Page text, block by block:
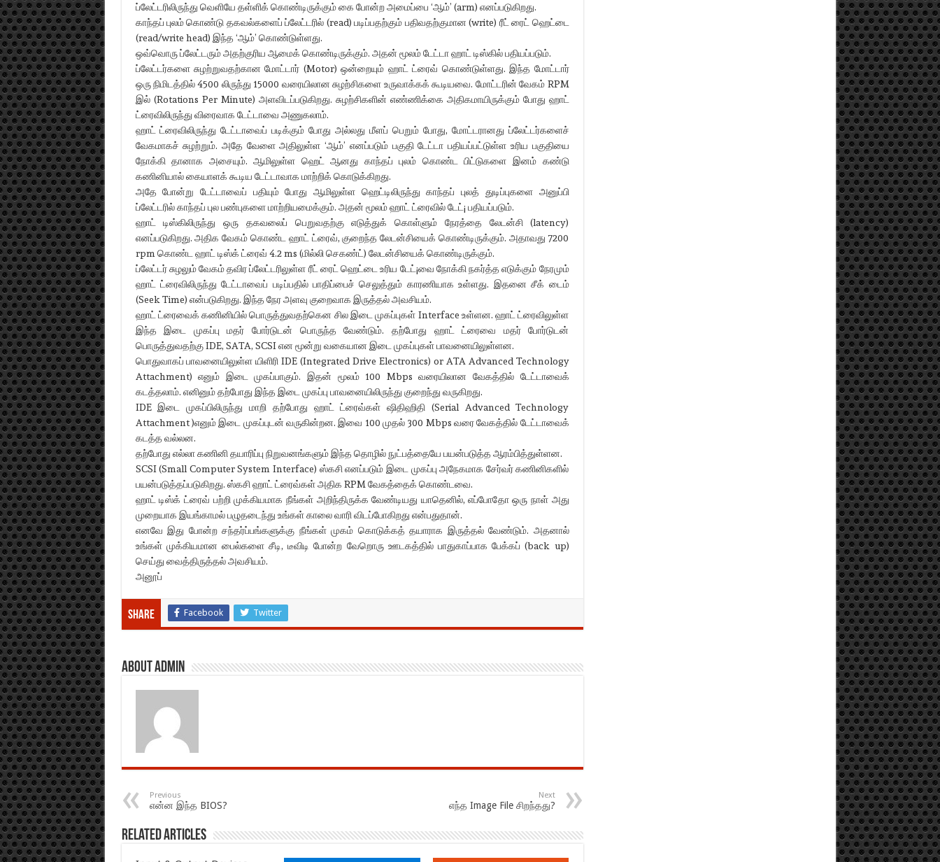
ப்லேட்டரிலிருந்து வெளியே தள்ளிக் கொண்டிருக்கும் கை போன்ற அமைப்பை ‘ஆம்’ (arm) எனப்படுகிறது.
காந்தப் புலம் கொண்டு தகவல்களைப் ப்லேட்டரில் (read) படிப்பதற்கும் பதிவதற்குமான (write) ரீட் ரைட் ஹெட்டை
(read/write head) இந்த ‘ஆம்’ கொண்டுள்ளது.
ஒவ்வொரு ப்லேட்டரும் அதற்குரிய ஆமைக் கொண்டிருக்கும். அதன் மூலம் டேட்டா ஹாட் டிஸ்கில் பதியப்படும்.
ப்லேட்டர்களை சுழற்றுவதற்கான மோட்டார் (Motor) ஒன்றையும் ஹாட் ட்ரைவ் கொண்டுள்ளது. இந்த மோட்டார்
ஒரு நிமிடத்தில் 4500 லிருந்து 15000 வரையிலான சுழற்சிகளை உருவாக்கக் கூடியவை. மோட்டரின் வேகம் RPM
இல் (Rotations Per Minute) அளவிடப்படுகிறது. சுழற்சிகளின் எண்ணிக்கை அதிகமாயிருக்கும் போது ஹாட்
ட்ரைவிலிருந்து விரைவாக டேட்டாவை அணுகலாம்.
ஹாட் ட்ரைவிலிருந்து டேட்டாவைப் படிக்கும் போது அல்லது மீளப் பெறும் போது, மோட்டரானது ப்லேட்டர்களைச்
வேகமாகச் சுழற்றும். அதே வேளை அதிலுள்ள ‘ஆம்’ எனப்படும் பகுதி டேட்டா பதியப்பட்டுள்ள உரிய பகுதியை
நோக்கி தானாக அசையும். ஆமிலுள்ள ஹெட் ஆனது காந்தப் புலம் கொண்ட பிட்டுகளை இனம் கண்டு
கணினியால் கையாளக் கூடிய டேட்டாவாக மாற்றிக் கொடுக்கிறது.
அதே போன்று டேட்டாவைப் பதியும் போது ஆமிலுள்ள ஹெட்டிலிருந்து காந்தப் புலத் துடிப்புகளை அனுப்பி
ப்லேட்டரில் காந்தப் புல பண்புகளை மாற்றியமைக்கும். அதன் மூலம் ஹாட் ட்ரைவில் டேட்¡ பதியப்படும்.
ஹாட் டிஸ்கிலிருந்து ஒரு தகவலைப் பெறுவதற்கு எடுத்துக் கொள்ளும் நேரத்தை லேடன்சி (latency)
எனப்படுகிறது. அதிக வேகம் கொண்ட ஹாட் ட்ரைவ், குறைந்த லேடன்சியைக் கொண்டிருக்கும். அதாவது 7200
rpm கொண்ட ஹாட் டிஸ்க் ட்ரைவ் 4.2 ms (மில்லி செகண்ட்) லேடன்சியைக் கொண்டிருக்கும்.
ப்லேட்டர் சுழலும் வேகம் தவிர ப்லேட்டரிலுள்ள ரீட் ரைட் ஹெட்டை உரிய டேட்¡வை நோக்கி நகர்த்த எடுக்கும் நேரமும்
ஹாட் ட்ரைவிலிருந்து டேட்டாவைப் படிப்பதில் பாதிப்பைச் செலுத்தும் காரணியாக உள்ளது. இதனை சீக் டைம்
(Seek Time) என்படுகிறது. இந்த நேர அளவு குறைவாக இருத்தல் அவசியம்.
ஹாட் ட்ரைவைக் கணினியில் பொருத்துவதற்கென சில இடை முகப்புகள் Interface உள்ளன. ஹாட் ட்ரைவிலுள்ள
இந்த இடை முகப்பு மதர் போர்டுடன் பொருந்த வேண்டும். தற்போது ஹாட் ட்ரைவை மதர் போர்டுடன்
பொருத்துவதற்கு IDE, SATA, SCSI என மூன்று வகையான இடை முகப்புகள் பாவனையிலுள்ளன.
பொதுவாகப் பாவனையிலுள்ள யிளிரி IDE (Integrated Drive Electronics) or ATA Advanced Technology
Attachment) எனும் இடை முகப்பாகும். இதன் மூலம் 100 Mbps வரையிலான வேகத்தில் டேட்டாவைக்
கடத்தலாம். எனினும் தற்போது இந்த இடை முகப்பு பாவனையிலிருந்து குறைந்து வருகிறது.
IDE இடை முகப்பிலிருந்து மாறி தற்போது ஹாட் ட்ரைவ்கள் ஷிதிஹிதி (Serial Advanced Technology
Attachment )எனும் இடை முகப்புடன் வருகின்றன. இவை 100 முதல் 300 Mbps வரை வேகத்தில் டேட்டாவைக்
கடத்த வல்லன.
தற்போது எல்லா கணினி தயாரிப்பு நிறுவனங்களும் இந்த தொழில் நுட்பத்தையே பயன்படுத்த ஆரம்பித்துள்ளன.
SCSI (Small Computer System Interface) ஸ்கசி எனப்படும் இடை முகப்பு அநேகமாக சேர்வர் கணினிகளில்
பயன்படுத்தப்படுகிறது. ஸ்கசி ஹாட் ட்ரைவ்கள் அதிக RPM வேகத்தைக் கொண்டவை.
ஹாட் டிஸ்க் ட்ரைவ் பற்றி முக்கியமாக நீங்கள் அறிந்திருக்க வேண்டியது யாதெனில், எப்போதோ ஒரு நாள் அது
முறையாக இயங்காமல் பழுதடைந்து உங்கள் காலை வாரி விடப்போகிறது என்பதுதான்.
எனவே இது போன்ற சந்தர்ப்பங்களுக்கு நீங்கள் முகம் கொடுக்கத் தயாராக இருத்தல் வேண்டும். அதனால்
உங்கள் முக்கியமான பைல்களை சீடி, டீவிடி போன்ற வேறொரு ஊடகத்தில் பாதுகாப்பாக பேக்கப் (back up)
செய்து வைத்திருத்தல் அவசியம்.
அனூப்
Share Facebook Twitter
About admin
Previous
என்ன இந்த BIOS?
Next
எந்த Image File சிறந்தது?
Related Articles